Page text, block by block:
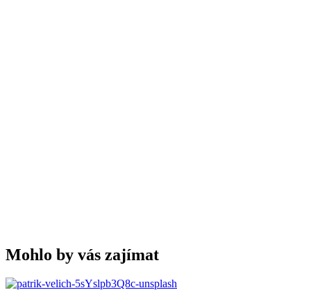
Mohlo by vás zajímat